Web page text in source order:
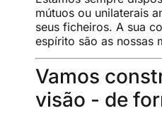
mútuos ou unilaterais
seus ficheiros. A sua
espírito são as nossas
Vamos
visão - de